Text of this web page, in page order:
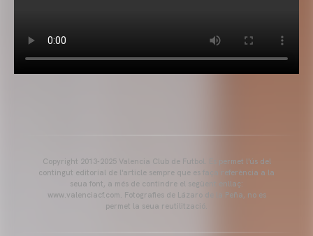
Copyright 2013-2025 Valencia Club de Futbol. Es permet l'ús del
contingut editorial de l'article sempre que es faça referència a la
seua font, a més de contindre el següent enllaç:
www.valenciacf.com. Fotografies de Lázaro de la Peña, no es
permet la seua reutilització.